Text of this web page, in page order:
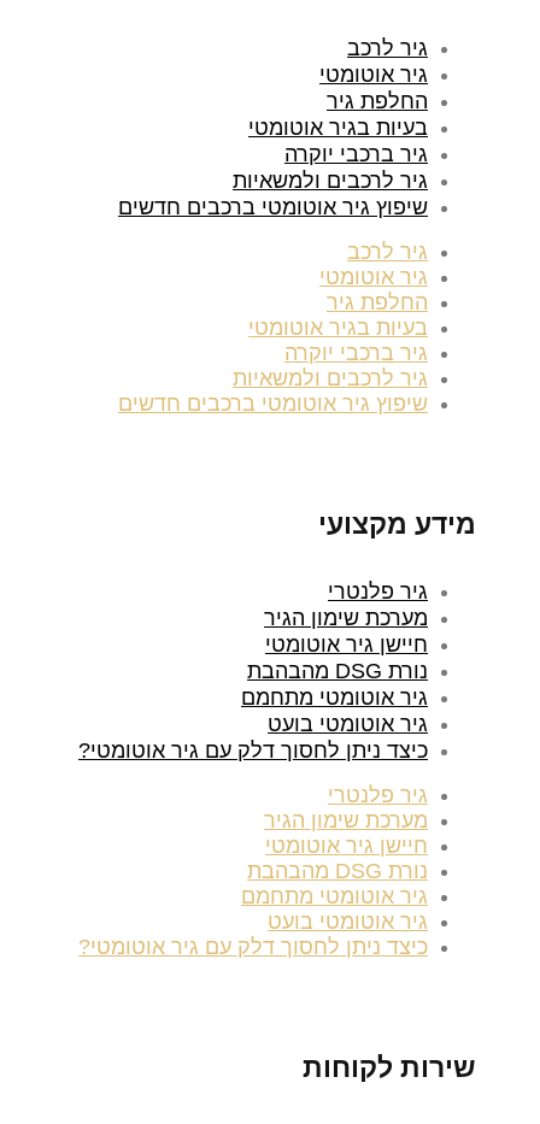
גיר לרכב
גיר אוטומטי
החלפת גיר
בעיות בגיר אוטומטי
גיר ברכבי יוקרה
גיר לרכבים ולמשאיות
שיפוץ גיר אוטומטי ברכבים חדשים
גיר לרכב
גיר אוטומטי
החלפת גיר
בעיות בגיר אוטומטי
גיר ברכבי יוקרה
גיר לרכבים ולמשאיות
שיפוץ גיר אוטומטי ברכבים חדשים
מידע מקצועי
גיר פלנטרי
מערכת שימון הגיר
חיישן גיר אוטומטי
נורת DSG מהבהבת
גיר אוטומטי מתחמם
גיר אוטומטי בועט
כיצד ניתן לחסוך דלק עם גיר אוטומטי?
גיר פלנטרי
מערכת שימון הגיר
חיישן גיר אוטומטי
נורת DSG מהבהבת
גיר אוטומטי מתחמם
גיר אוטומטי בועט
כיצד ניתן לחסוך דלק עם גיר אוטומטי?
שירות לקוחות